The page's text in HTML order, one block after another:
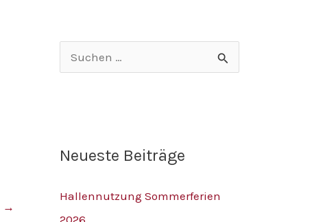
→
e
n
Neueste Beiträge
Hallennutzung Sommerferien
2026